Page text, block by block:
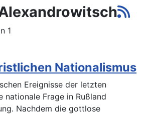
1
Nationalismus
Ereignisse der letzten
nationale Frage in Rußland
Nachdem die gottlose